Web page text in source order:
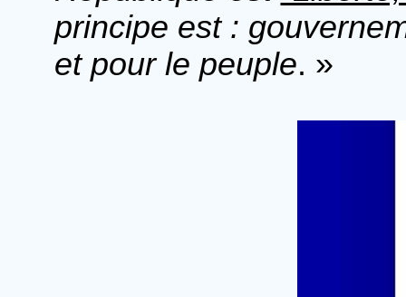
principe est :
et pour le peuple. »